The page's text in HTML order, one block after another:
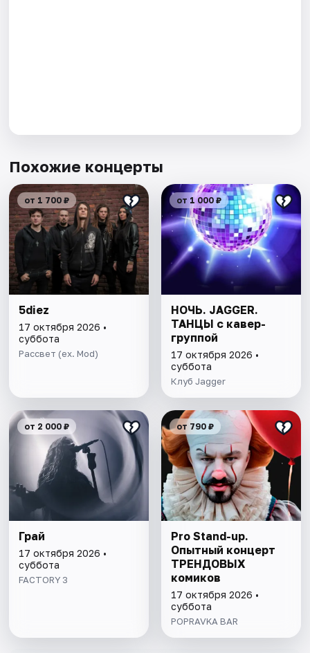
Похожие концерты
от 1 700 ₽
5diez
17 октября 2026 •
суббота
Рассвет (ex. Mod)
от 1 000 ₽
НОЧЬ. JAGGER.
ТАНЦЫ с кавер-
группой
17 октября 2026 •
суббота
Клуб Jagger
от 2 000 ₽
Грай
17 октября 2026 •
суббота
FACTORY 3
от 790 ₽
Pro Stand-up.
Опытный концерт
ТРЕНДОВЫХ
комиков
17 октября 2026 •
суббота
POPRAVKA BAR